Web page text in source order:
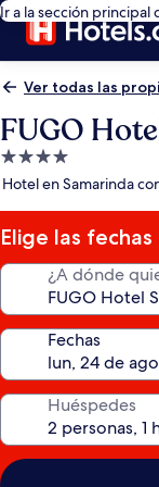
Ir a la sección principal
Ver todas las
FUGO
Propiedad
de
estrellas
Hotel en Samarinda
Elige las
¿A dónde
Fechas
Huéspedes